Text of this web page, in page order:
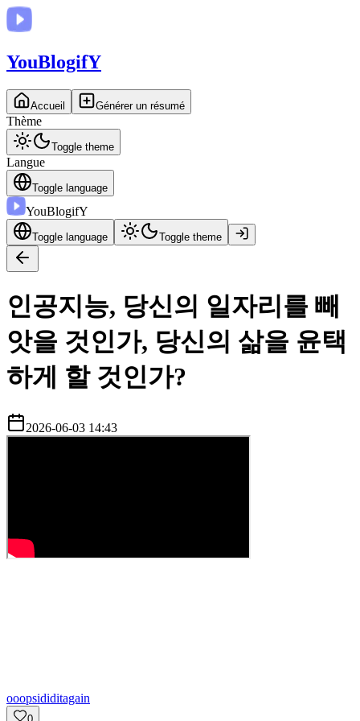
YouBlogifY
Accueil Générer un résumé
Thème
Toggle theme
Langue
Toggle language
YouBlogifY
Toggle language Toggle theme
인공지능, 당신의 일자리를 빼
앗을 것인가, 당신의 삶을 윤택
하게 할 것인가?
2026-06-03 14:43
ooopsididitagain